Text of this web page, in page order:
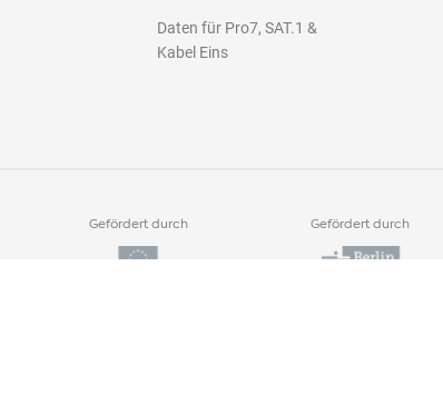
Daten für Pro7, SAT.1 &
Kabel Eins
Gefördert durch Gefördert durch